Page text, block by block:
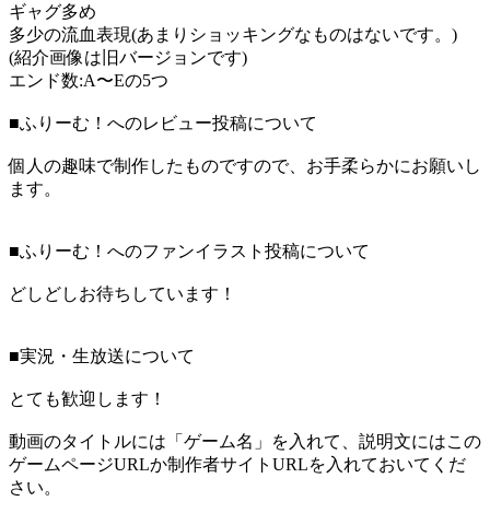
ギャグ多め
多少の流血表現(あまりショッキングなものはないです。)
(紹介画像は旧バージョンです)
エンド数:A〜Eの5つ
■ふりーむ！へのレビュー投稿について
個人の趣味で制作したものですので、お手柔らかにお願いし
ます。
■ふりーむ！へのファンイラスト投稿について
どしどしお待ちしています！
■実況・生放送について
とても歓迎します！
動画のタイトルには「ゲーム名」を入れて、説明文にはこの
ゲームページURLか制作者サイトURLを入れておいてくだ
さい。